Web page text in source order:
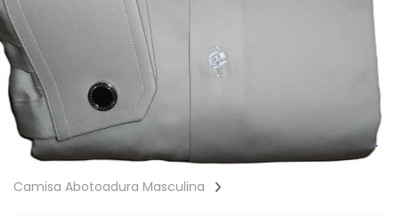
Camisa Abotoadura Masculina